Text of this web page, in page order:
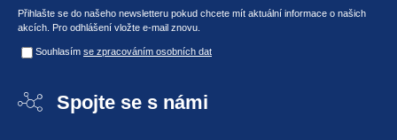
Přihlašte se do našeho newsletteru pokud chcete mít aktuální informace o našich
akcích. Pro odhlášení vložte e-mail znovu.
Souhlasím se zpracováním osobních dat
Spojte se s námi